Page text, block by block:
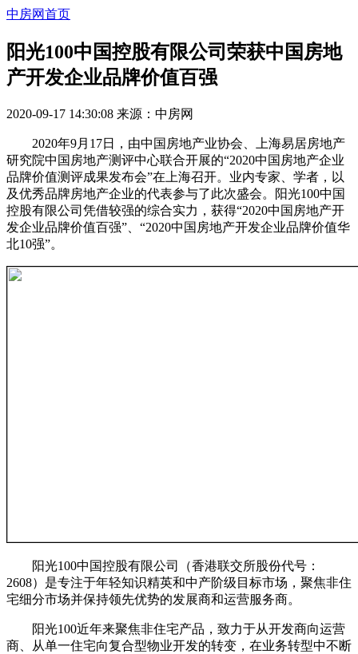
中房网首页
阳光100中国控股有限公司荣获中国房地
产开发企业品牌价值百强
2020-09-17 14:30:08 来源： 中房网
2020年9月17日，由中国房地产业协会、上海易居房地产
研究院中国房地产测评中心联合开展的“2020中国房地产企业
品牌价值测评成果发布会”在上海召开。业内专家、学者，以
及优秀品牌房地产企业的代表参与了此次盛会。阳光100中国
控股有限公司凭借较强的综合实力，获得“2020中国房地产开
发企业品牌价值百强”、“2020中国房地产开发企业品牌价值华
北10强”。
阳光100中国控股有限公司（香港联交所股份代号：
2608）是专注于年轻知识精英和中产阶级目标市场，聚焦非住
宅细分市场并保持领先优势的发展商和运营服务商。
阳光100近年来聚焦非住宅产品，致力于从开发商向运营
商、从单一住宅向复合型物业开发的转变，在业务转型中不断